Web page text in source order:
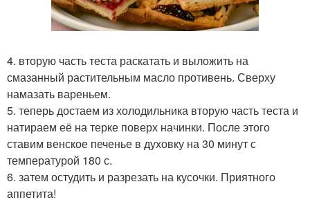
4. вторую часть теста раскатать и выложить на
смазанный растительным масло противень. Сверху
намазать вареньем.
5. теперь достаем из холодильника вторую часть теста и
натираем её на терке поверх начинки. После этого
ставим венское печенье в духовку на 30 минут с
температурой 180 с.
6. затем остудить и разрезать на кусочки. Приятного
аппетита!